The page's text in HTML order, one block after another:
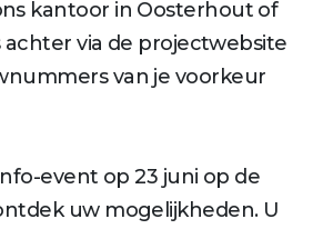
kantoor in Oosterhout of
achter via de projectwebsite
van je voorkeur
event op 23 juni op de
uw mogelijkheden. U